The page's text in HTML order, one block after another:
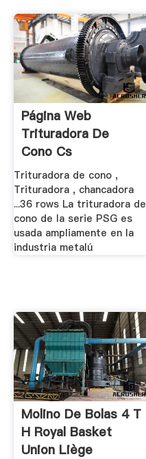
Página Web
Trituradora De
Cono Cs
Trituradora de cono ,
Trituradora , chancadora
...36 rows La trituradora de
cono de la serie PSG es
usada ampliamente en la
industria metalú
Molino De Bolas 4 T
H Royal Basket
Union Liège